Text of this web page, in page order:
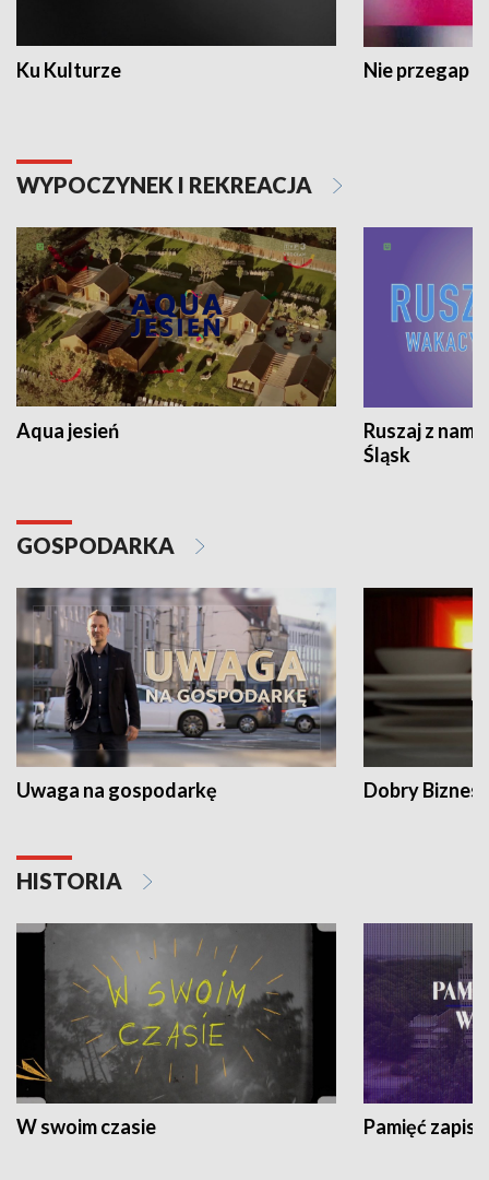
Ku Kulturze Nie przegap
WYPOCZYNEK I REKREACJA
Aqua jesień
Ruszaj z
Śląsk
GOSPODARKA
Uwaga na gospodarkę Dobry Biznes
HISTORIA
W swoim czasie Pamięć